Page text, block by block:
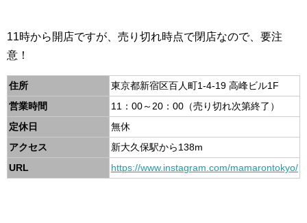
11時から開店ですが、売り切れ時点で閉店なので、要注
意！
住所
東京都新宿区百人町1-4-19 高峰ビル1F
営業時間
11：00～20：00（売り切れ次第終了）
定休日
無休
アクセス
新大久保駅から138m
URL
https://www.instagram.com/mamarontokyo/